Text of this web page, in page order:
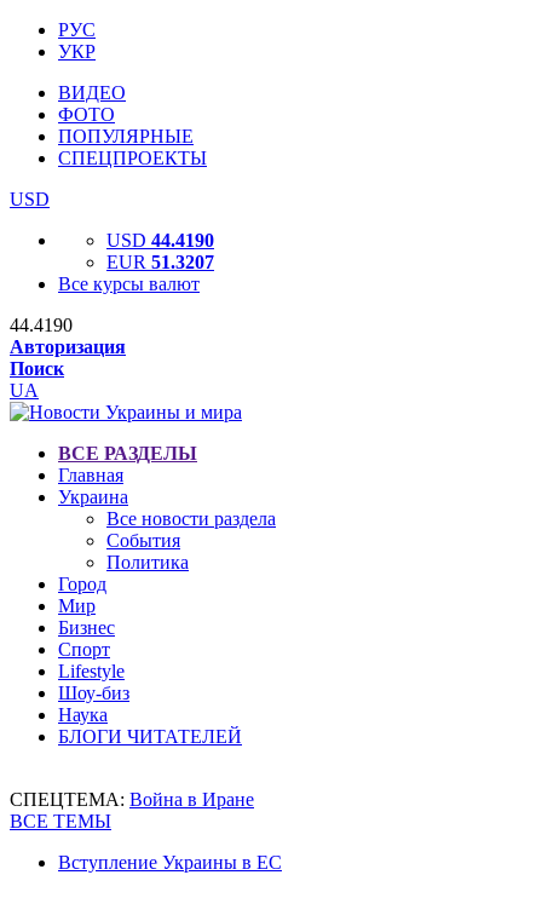
РУС
УКР
ВИДЕО
ФОТО
ПОПУЛЯРНЫЕ
СПЕЦПРОЕКТЫ
USD
USD 44.4190
EUR 51.3207
Все курсы валют
44.4190
Авторизация
Поиск
UA
ВСЕ РАЗДЕЛЫ
Главная
Украина
Все новости раздела
События
Политика
Город
Мир
Бизнес
Спорт
Lifestyle
Шоу-биз
Наука
БЛОГИ ЧИТАТЕЛЕЙ
СПЕЦТЕМА: Война в Иране
ВСЕ ТЕМЫ
Вступление Украины в ЕС